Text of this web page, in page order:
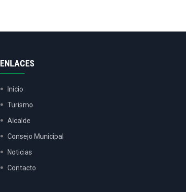
ENLACES
Inicio
Turismo
Alcalde
Consejo Municipal
Noticias
Contacto